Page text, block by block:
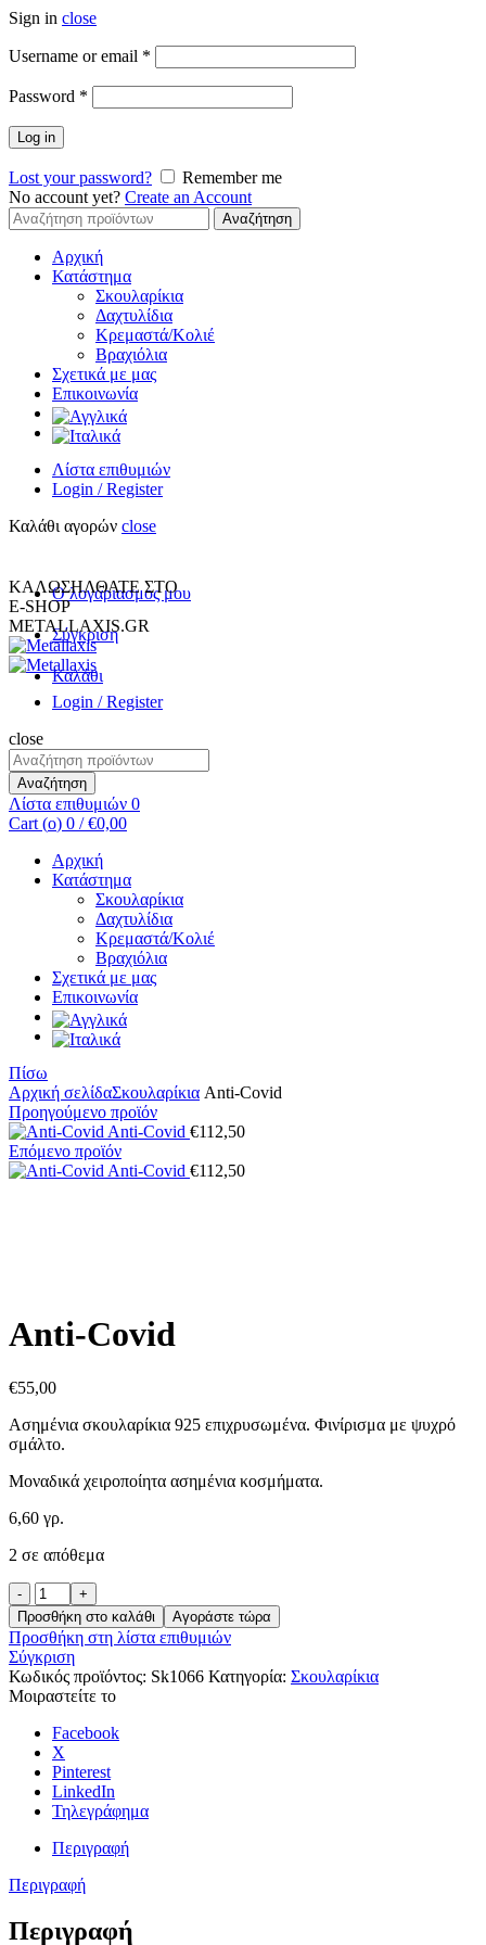
Sign in close
Username or email *
Password *
Log in
Lost your password?
Remember me
No account yet? Create an Account
Αναζήτηση
για:
Αναζήτηση
Αρχική
Κατάστημα
Σκουλαρίκια
Δαχτυλίδια
Κρεμαστά/Κολιέ
Βραχιόλια
Σχετικά με μας
Επικοινωνία
Λίστα επιθυμιών
Login / Register
Καλάθι αγορών close
Ο λογαριασμος μου
Σύγκριση
Καλάθι
ΚΑΛΩΣΗΛΘΑΤΕ ΣΤΟ
E-SHOP
METALLAXIS.GR
Login / Register
close
Αναζήτηση
για:
Αναζήτηση
Λίστα επιθυμιών 0
Cart (o) 0 / €0,00
Αρχική
Κατάστημα
Σκουλαρίκια
Δαχτυλίδια
Κρεμαστά/Κολιέ
Βραχιόλια
Σχετικά με μας
Επικοινωνία
Πίσω
Αρχική σελίδαΣκουλαρίκια Anti-Covid
Προηγούμενο προϊόν
Anti-Covid €112,50
Επόμενο προϊόν
Anti-Covid €112,50
Anti-Covid
€55,00
Ασημένια σκουλαρίκια 925 επιχρυσωμένα. Φινίρισμα με ψυχρό
σμάλτο.
Μοναδικά χειροποίητα ασημένια κοσμήματα.
6,60 γρ.
2 σε απόθεμα
Anti-
Covid
ποσότητα
Προσθήκη στο καλάθι Αγοράστε τώρα
Προσθήκη στη λίστα επιθυμιών
Σύγκριση
Κωδικός προϊόντος: Sk1066 Κατηγορία: Σκουλαρίκια
Μοιραστείτε το
Facebook
X
Pinterest
LinkedIn
Τηλεγράφημα
Περιγραφή
Περιγραφή
Περιγραφή